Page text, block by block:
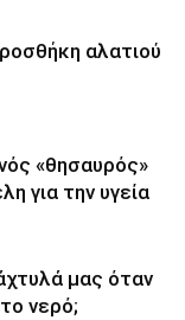
αλατιού
«θησαυρός»
για την υγεία
μας όταν
νερό;